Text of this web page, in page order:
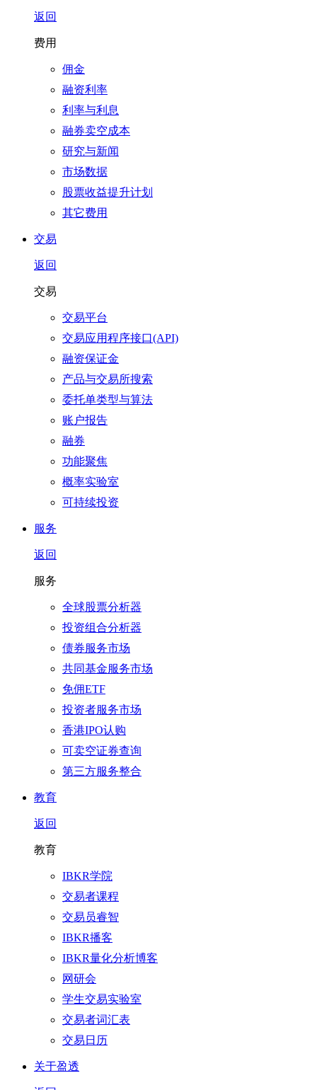
返回
费用
佣金
融资利率
利率与利息
融券卖空成本
研究与新闻
市场数据
股票收益提升计划
其它费用
交易
返回
交易
交易平台
交易应用程序接口(API)
融资保证金
产品与交易所搜索
委托单类型与算法
账户报告
融券
功能聚焦
概率实验室
可持续投资
服务
返回
服务
全球股票分析器
投资组合分析器
债券服务市场
共同基金服务市场
免佣ETF
投资者服务市场
香港IPO认购
可卖空证券查询
第三方服务整合
教育
返回
教育
IBKR学院
交易者课程
交易员睿智
IBKR播客
IBKR量化分析博客
网研会
学生交易实验室
交易者词汇表
交易日历
关于盈透